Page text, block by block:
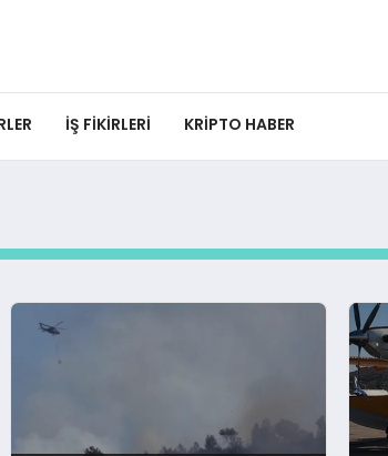
İŞ FIKIRLERI KRIPTO HABER